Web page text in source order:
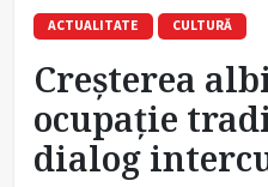
temporar
Care este legătura dintre
Campanie de prevenție
Mesajul CMR, după ce
fost atacat
ACTUALITATE CULTURĂ
Creșterea
ocupație
dialog